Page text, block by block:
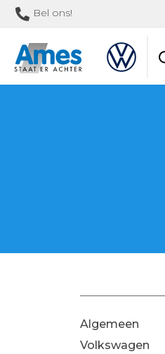
Bel ons!
Algemeen
Volkswagen